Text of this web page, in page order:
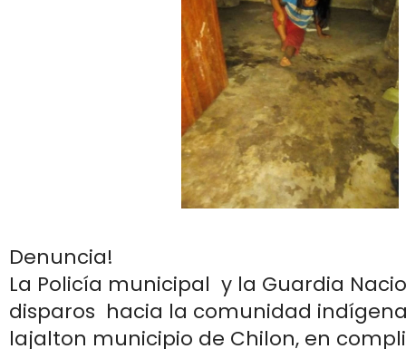
Denuncia!
La Policía municipal y la Guardia
disparos hacia la comunidad
lajalton municipio de Chilon, en